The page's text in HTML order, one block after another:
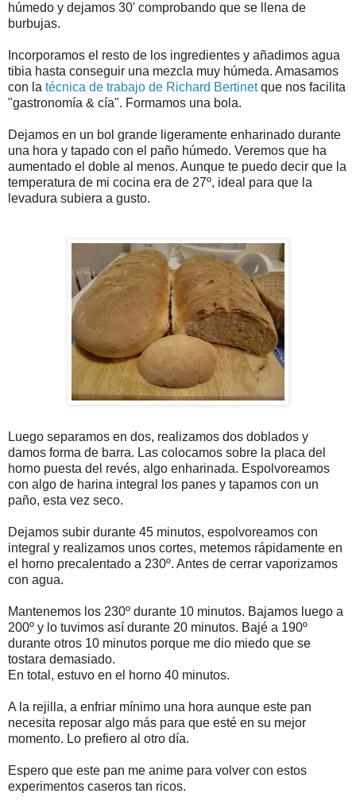
húmedo y dejamos 30' comprobando que se llena de
burbujas.
Incorporamos el resto de los ingredientes y añadimos agua
tibia hasta conseguir una mezcla muy húmeda. Amasamos
con la técnica de trabajo de Richard Bertinetque nos facilita
"gastronomía & cía". Formamos una bola.
Dejamos en un bol grande ligeramente enharinado durante
una hora y tapado con el paño húmedo. Veremos que ha
aumentado el doble al menos. Aunque te puedo decir que la
temperatura de mi cocina era de 27º, ideal para que la
levadura subiera a gusto.
Luego separamos en dos, realizamos dos doblados y
damos forma de barra. Las colocamos sobre la placa del
horno puesta del revés, algo enharinada. Espolvoreamos
con algo de harina integral los panes y tapamos con un
paño, esta vez seco.
Dejamos subir durante 45 minutos, espolvoreamos con
integral y realizamos unos cortes, metemos rápidamente en
el horno precalentado a 230º. Antes de cerrar vaporizamos
con agua.
Mantenemos los 230º durante 10 minutos. Bajamos luego a
200º y lo tuvimos así durante 20 minutos. Bajé a 190º
durante otros 10 minutos porque me dio miedo que se
tostara demasiado.
En total, estuvo en el horno 40 minutos.
A la rejilla, a enfriar mínimo una hora aunque este pan
necesita reposar algo más para que esté en su mejor
momento. Lo prefiero al otro día.
Espero que este pan me anime para volver con estos
experimentos caseros tan ricos.